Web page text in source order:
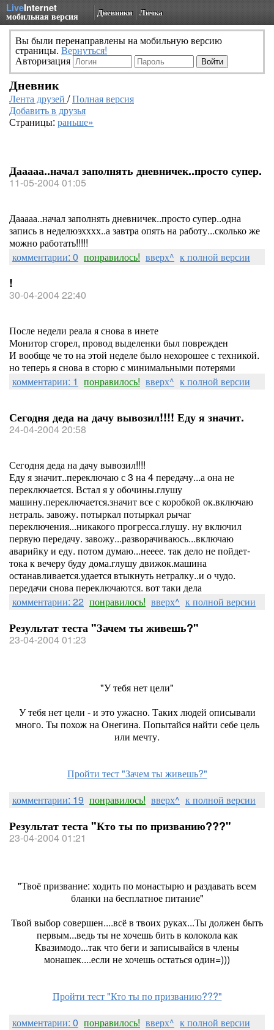
LiveInternet
мобильная версия Дневники Личка
Вы были перенаправлены на мобильную версию
страницы. Вернуться!
Авторизация
Дневник
Лента друзей /Полная версия
Добавить в друзья
Страницы: раньше»
Дааааа..начал заполнять дневничек..просто супер.
11-05-2004 01:05
Дааааа..начал заполнять дневничек..просто супер..одна
запись в неделюэхххх..а завтра опять на работу...сколько же
можно работать!!!!!
комментарии: 0 понравилось! вверх^ к полной версии
!
30-04-2004 22:40
После недели реала я снова в инете
Монитор сгорел, провод выделенки был поврежден
И вообще че то на этой неделе было нехорошее с техникой.
но теперь я снова в сторю с минимальными потерями
комментарии: 1 понравилось! вверх^ к полной версии
Сегодня деда на дачу вывозил!!!! Еду я значит.
24-04-2004 20:58
Сегодня деда на дачу вывозил!!!!
Еду я значит..переключаю с 3 на 4 передачу...а она не
переключается. Встал я у обочины.глушу
машину.переключается.значит все с коробкой ок.включаю
нетраль. завожу. потыркал потыркал рычаг
переключения...никакого прогресса.глушу. ну включил
первую передачу. завожу...разворачиваюсь...включаю
аварийку и еду. потом думаю...нееее. так дело не пойдет-
тока к вечеру буду дома.глушу движок.машина
останавливается.удается втыкнуть нетралку..и о чудо.
передачи снова переключаются. вот таки дела
комментарии: 22 понравилось! вверх^ к полной версии
Результат теста "Зачем ты живешь?"
23-04-2004 01:23
"У тебя нет цели"
У тебя нет цели - и это ужасно. Таких людей описывали
много. Ты похож на Онегина. Попытайся найти себе цель
или мечту.
Пройти тест "Зачем ты живешь?"
комментарии: 19 понравилось! вверх^ к полной версии
Результат теста "Кто ты по призванию???"
23-04-2004 01:21
"Твоё призвание: ходить по монастырю и раздавать всем
бланки на бесплатное питание"
Твой выбор совершен....всё в твоих руках...Ты должен быть
первым...ведь ты не хочешь бить в колокола как
Квазимодо...так что беги и записывайся в члены
монашек....если не хочешь остаться один=)))
Пройти тест "Кто ты по призванию???"
комментарии: 0 понравилось! вверх^ к полной версии